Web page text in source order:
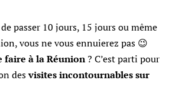
passer 10 jours, 15 jours ou même
vous ne vous ennuierez pas 😉
faire à la Réunion? C’est parti pour
desvisites incontournables sur